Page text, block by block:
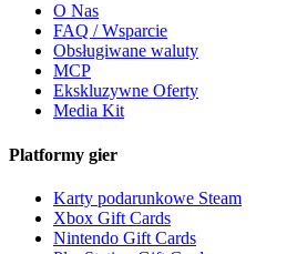
O Nas
FAQ / Wsparcie
Obsługiwane waluty
MCP
Ekskluzywne Oferty
Media Kit
Platformy gier
Karty podarunkowe Steam
Xbox Gift Cards
Nintendo Gift Cards